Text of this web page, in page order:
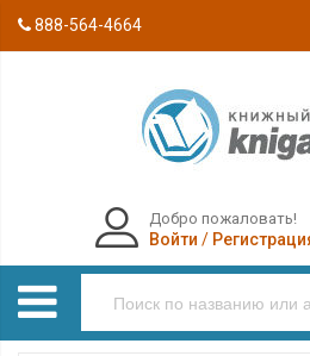
888-564-4664
Добро пожаловать!
Войти /